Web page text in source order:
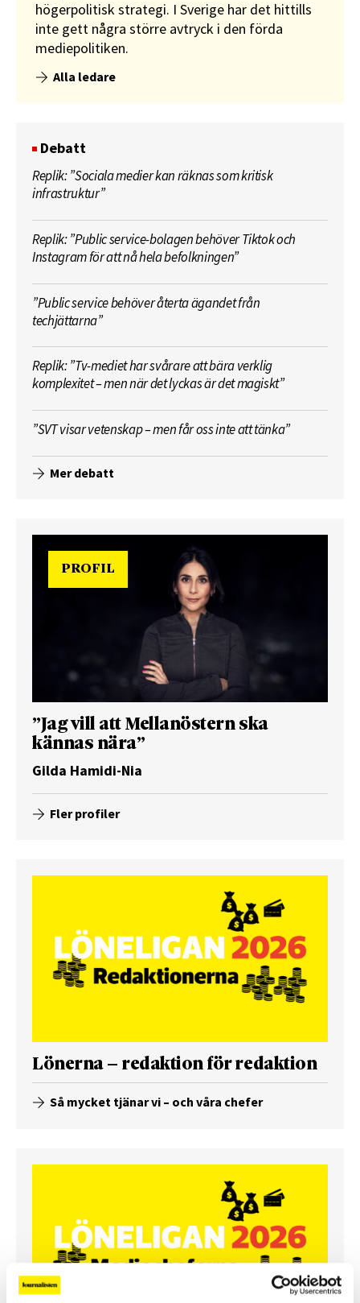
högerpolitisk strategi. I Sverige har det hittills
inte gett några större avtryck i den förda
mediepolitiken.
Alla ledare
Debatt
Replik: ”Sociala medier kan räknas som kritisk
infrastruktur”
Replik: ”Public service-bolagen behöver Tiktok och
Instagram för att nå hela befolkningen”
”Public service behöver återta ägandet från
techjättarna”
Replik: ”Tv-mediet har svårare att bära verklig
komplexitet – men när det lyckas är det magiskt”
”SVT visar vetenskap – men får oss inte att tänka”
Mer debatt
PROFIL
”Jag vill att Mellanöstern ska
kännas nära”
Gilda Hamidi-Nia
Fler profiler
Lönerna – redaktion för redaktion
Så mycket tjänar vi – och våra chefer